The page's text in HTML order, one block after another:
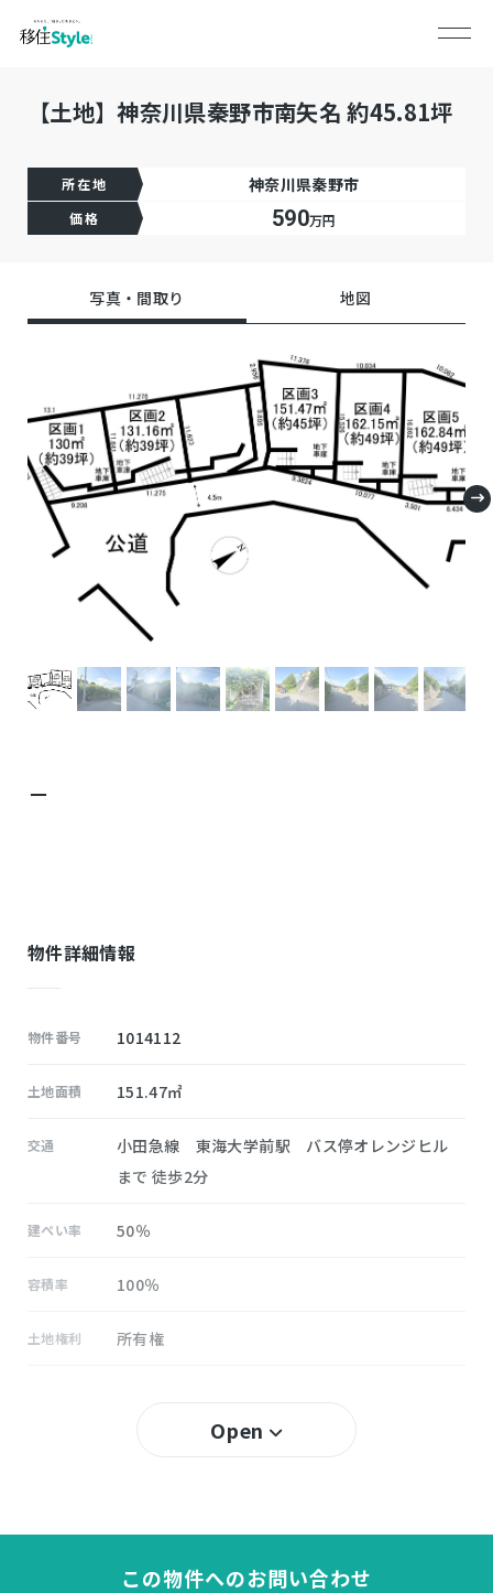
【土地】神奈川県秦野市南矢名 約45.81坪
所在地 神奈川県秦野市
価格 590万円
写真・間取り 地図
－
物件詳細情報
物件番号 1014112
土地面積 151.47㎡
交通
小田急線 東海大学前駅 バス停オレンジヒル
まで 徒歩2分
建ぺい率 50％
容積率 100％
土地権利 所有権
Open
この物件へのお問い合わせ